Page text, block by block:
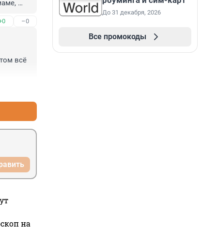
–0
всё
на
До 31 декабря, 2026
Все промокоды